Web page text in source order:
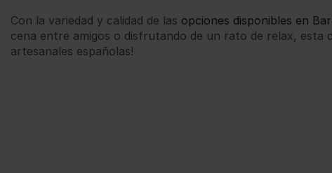
Con la variedad y calidad de las opciones disponibles en
cena entre amigos o disfrutando de un rato de relax, esta
artesanales españolas!